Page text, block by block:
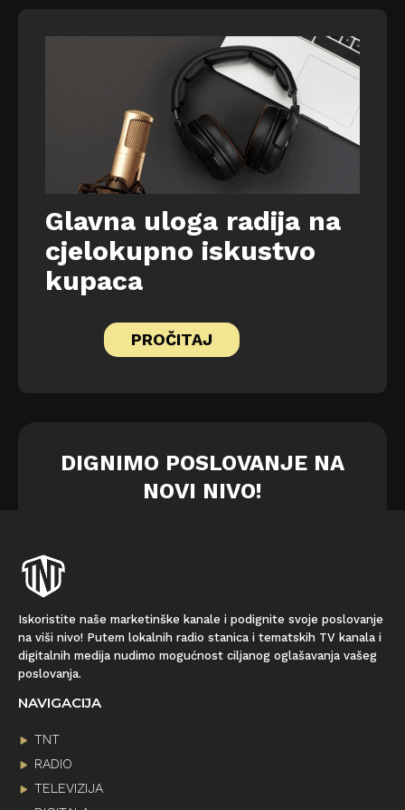
Glavna uloga radija na
cjelokupno iskustvo
kupaca
PROČITAJ
DIGNIMO POSLOVANJE NA
NOVI NIVO!
Iskoristite naše marketinške kanale i podignite svoje poslovanje
na viši nivo! Putem lokalnih radio stanica i tematskih TV kanala i
digitalnih medija nudimo mogućnost ciljanog oglašavanja vašeg
poslovanja.
NAVIGACIJA
TNT
RADIO
TELEVIZIJA